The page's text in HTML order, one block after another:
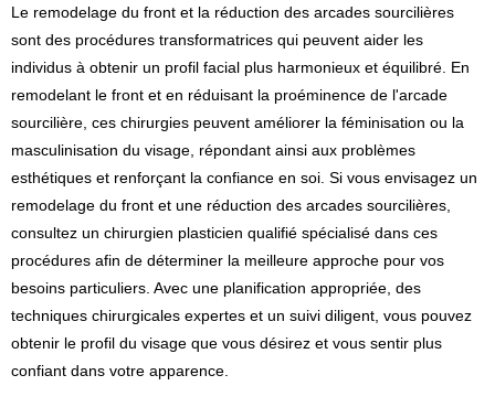
Le remodelage du front et la réduction des arcades sourcilières
sont des procédures transformatrices qui peuvent aider les
individus à obtenir un profil facial plus harmonieux et équilibré. En
remodelant le front et en réduisant la proéminence de l'arcade
sourcilière, ces chirurgies peuvent améliorer la féminisation ou la
masculinisation du visage, répondant ainsi aux problèmes
esthétiques et renforçant la confiance en soi. Si vous envisagez un
remodelage du front et une réduction des arcades sourcilières,
consultez un chirurgien plasticien qualifié spécialisé dans ces
procédures afin de déterminer la meilleure approche pour vos
besoins particuliers. Avec une planification appropriée, des
techniques chirurgicales expertes et un suivi diligent, vous pouvez
obtenir le profil du visage que vous désirez et vous sentir plus
confiant dans votre apparence.